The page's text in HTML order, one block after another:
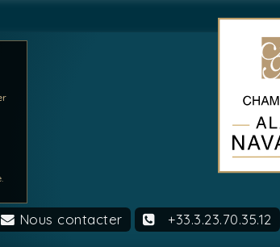
Nous contacter +33.3.23.70.35.12